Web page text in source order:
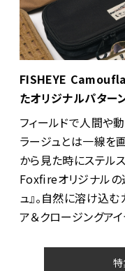
FISHEYE
たオリジナルパター
フィールドで人間や
ラージュとは一線を画
から見た時にステル
Foxfireオリジナルの
ュ』。自然に溶け込
ア＆クロージングア